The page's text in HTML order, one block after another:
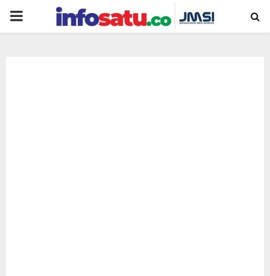
PRIMARY